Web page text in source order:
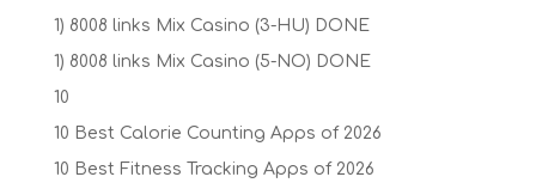
1) 8008 links Mix Casino (3-HU) DONE
1) 8008 links Mix Casino (5-NO) DONE
10
10 Best Calorie Counting Apps of 2026
10 Best Fitness Tracking Apps of 2026